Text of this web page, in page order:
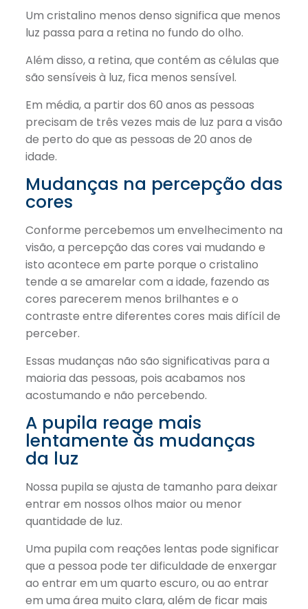
Um cristalino menos denso significa que menos
luz passa para a retina no fundo do olho.
Além disso, a retina, que contém as células que
são sensíveis à luz, fica menos sensível.
Em média, a partir dos 60 anos as pessoas
precisam de três vezes mais de luz para a visão
de perto do que as pessoas de 20 anos de
idade.
Mudanças na percepção das
cores
Conforme percebemos um envelhecimento na
visão, a percepção das cores vai mudando e
isto acontece em parte porque o cristalino
tende a se amarelar com a idade, fazendo as
cores parecerem menos brilhantes e o
contraste entre diferentes cores mais difícil de
perceber.
Essas mudanças não são significativas para a
maioria das pessoas, pois acabamos nos
acostumando e não percebendo.
A pupila reage mais
lentamente às mudanças
da luz
Nossa pupila se ajusta de tamanho para deixar
entrar em nossos olhos maior ou menor
quantidade de luz.
Uma pupila com reações lentas pode significar
que a pessoa pode ter dificuldade de enxergar
ao entrar em um quarto escuro, ou ao entrar
em uma área muito clara, além de ficar mais